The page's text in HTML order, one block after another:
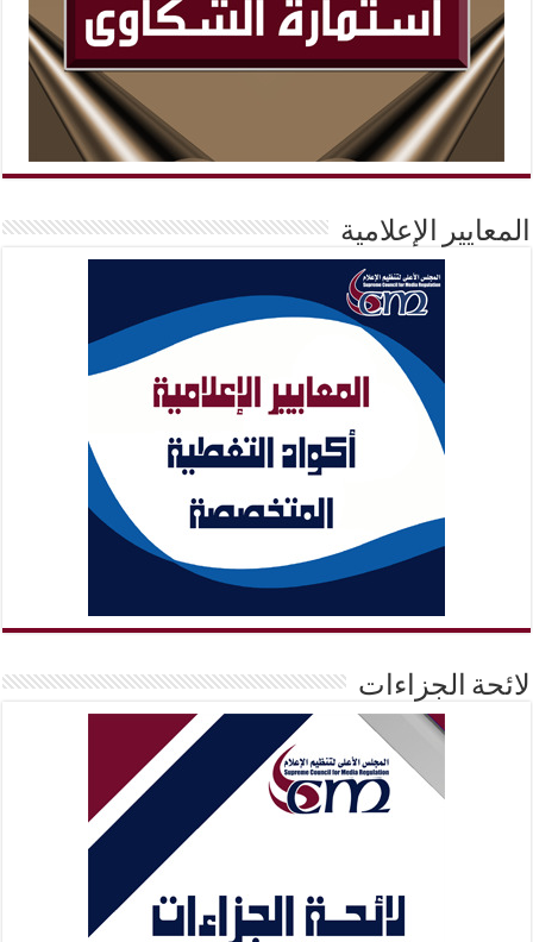
المعايير الإعلامية
لائحة الجزاءات